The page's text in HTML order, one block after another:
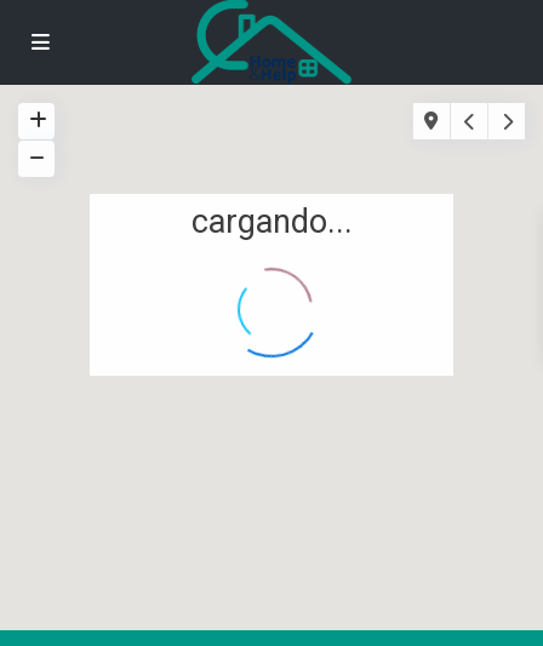
cargando...